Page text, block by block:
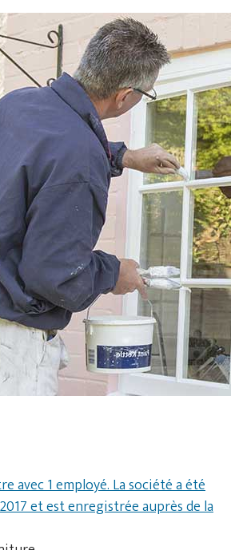
avec 1 employé. La société a été
et est enregistrée auprès de la